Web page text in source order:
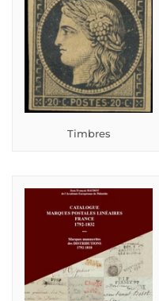
Timbres